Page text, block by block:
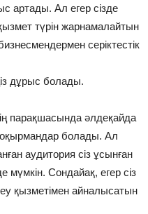
артады. Ал егер сізде
түрін жарнамалайтын
серіктестік
дұрыс болады.
парақшасында әлдеқайда
болады. Ал
аудитория сіз ұсынған
мүмкін. Сондайақ, егер сіз
қызметімен айналысатын